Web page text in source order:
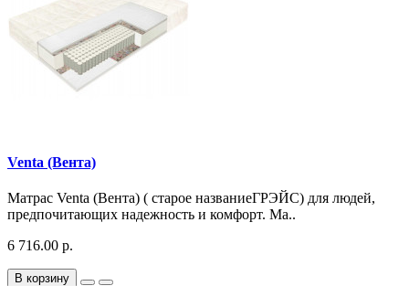
Venta (Вента)
Матрас Venta (Вента) ( старое названиеГРЭЙС) для людей,
предпочитающих надежность и комфорт. Ма..
6 716.00 р.
В корзину